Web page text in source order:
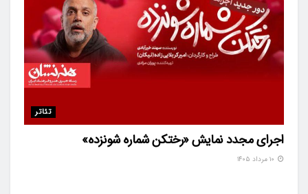
تئاتر
اجرای مجدد نمایش «رختکن شماره شونزده»